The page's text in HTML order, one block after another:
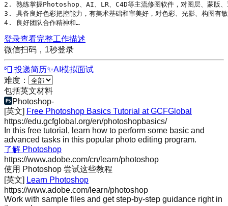
2. 熟练掌握Photoshop、AI、LR、C4D等主流修图软件，对图层、蒙版
3. 具备良好色彩把控能力，有美术基础和审美好，对色彩、光影、构图有
4. 良好团队合作精神和…
登录查看完整工作描述
微信扫码，1秒登录
📮 投递简历✨AI模拟面试
难度：
包括英文材料
Photoshop-
[英文] Free Photoshop Basics Tutorial at GCFGlobal
https://edu.gcfglobal.org/en/photoshopbasics/
In this free tutorial, learn how to perform some basic and
advanced tasks in this popular photo editing program.
了解 Photoshop
https://www.adobe.com/cn/learn/photoshop
使用 Photoshop 尝试这些教程
[英文] Learn Photoshop
https://www.adobe.com/learn/photoshop
Work with sample files and get step-by-step guidance right in